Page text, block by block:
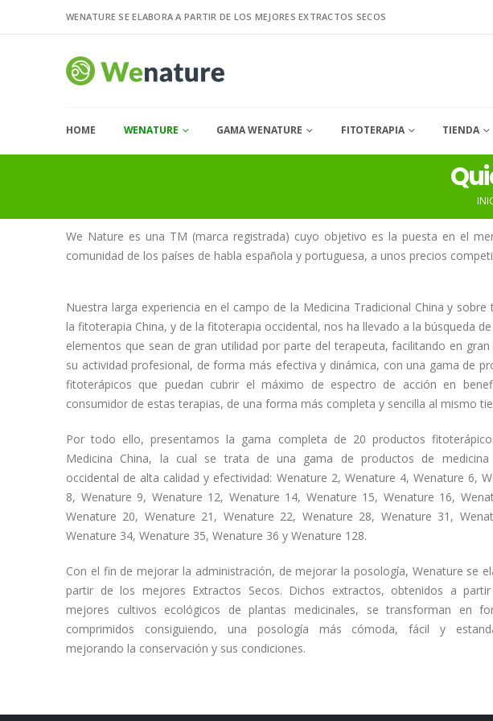
WENATURE SE ELABORA A PARTIR DE LOS MEJORES EXTRACTOS SECOS
HOME WENATURE GAMA WENATURE FITOTERAPIA TIENDA
We Nature es una TM (marca registrada) cuyo objetivo es la puesta en el
comunidad de los países de habla española y portuguesa, a unos precios
Nuestra larga experiencia en el campo de la Medicina Tradicional China y sobre
la fitoterapia China, y de la fitoterapia occidental, nos ha llevado a la búsqueda
elementos que sean de gran utilidad por parte del terapeuta, facilitando en gran
su actividad profesional, de forma más efectiva y dinámica, con una gama de
fitoterápicos que puedan cubrir el máximo de espectro de acción en
consumidor de estas terapias, de una forma más completa y sencilla al mismo
Por todo ello, presentamos la gama completa de 20 productos
Medicina China, la cual se trata de una gama de productos de medicina
occidental de alta calidad y efectividad: Wenature 2, Wenature 4, Wenature 6,
8, Wenature 9, Wenature 12, Wenature 14, Wenature 15, Wenature 16,
Wenature 20, Wenature 21, Wenature 22, Wenature 28, Wenature 31,
Wenature 34, Wenature 35, Wenature 36 y Wenature 128.
Con el fin de mejorar la administración, de mejorar la posología, Wenature se
partir de los mejores Extractos Secos. Dichos extractos, obtenidos a
mejores cultivos ecológicos de plantas medicinales, se transforman en
comprimidos consiguiendo, una posología más cómoda, fácil y
mejorando la conservación y sus condiciones.